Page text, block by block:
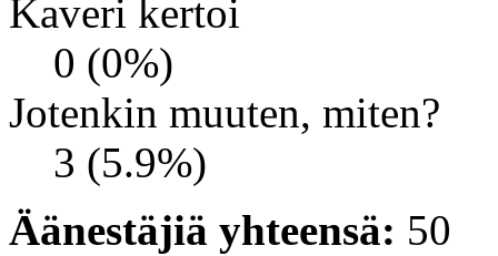
Kaveri kertoi
0 (0%)
Jotenkin muuten, miten?
3 (5.9%)
Äänestäjiä yhteensä: 50